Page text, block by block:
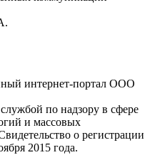
интернет-портал ООО
по надзору в сфере
и массовых
о регистрации
2015 года.